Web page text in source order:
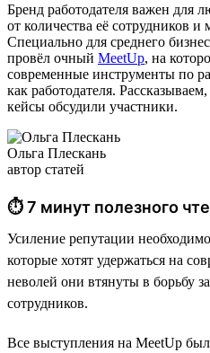
Бренд работодателя важен для
от количества её сотрудников и
Специально для среднего
провёл очный MeetUp, на
современные инструменты по
как работодателя.
кейсы обсудили участники.
Ольга Плескань
автор статей
⏱ 7 минут полезного
Усиление репутации
которые хотят удержаться на
неволей они втянуты в борьбу
сотрудников.
Все выступления на MeetUp